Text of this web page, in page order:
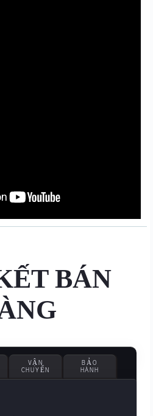
BÁN
VẬN
CHUYỂN
BẢO
HÀNH